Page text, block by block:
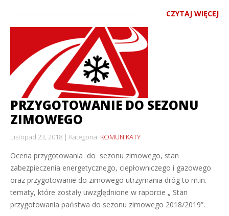
CZYTAJ WIĘCEJ
PRZYGOTOWANIE DO SEZONU
ZIMOWEGO
Listopad 23, 2018 Kategoria: KOMUNIKATY
Ocena przygotowania do sezonu zimowego, stan
zabezpieczenia energetycznego, ciepłowniczego i gazowego
oraz przygotowanie do zimowego utrzymania dróg to m.in.
tematy, które zostały uwzględnione w raporcie „ Stan
przygotowania państwa do sezonu zimowego 2018/2019”.